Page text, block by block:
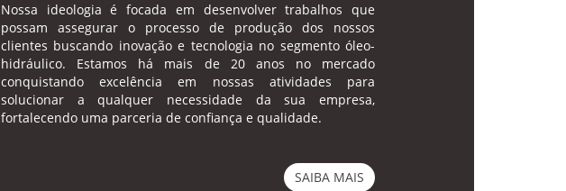
Nossa ideologia é focada em desenvolver trabalhos que
possam assegurar o processo de produção dos nossos
clientes buscando inovação e tecnologia no segmento óleo-
hidráulico. Estamos há mais de 20 anos no mercado
conquistando excelência em nossas atividades para
solucionar a qualquer necessidade da sua empresa,
fortalecendo uma parceria de confiança e qualidade.
SAIBA MAIS